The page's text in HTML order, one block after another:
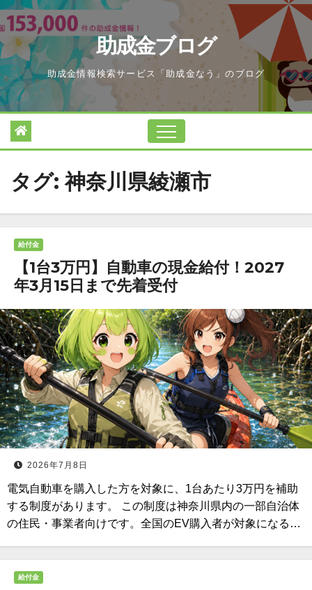
Skip
to
content
助成金ブログ
助成金情報検索サービス「助成金なう」のブログ
タグ:神奈川県綾瀬市
給付金
【1台3万円】自動車の現金給付！2027
年3月15日まで先着受付
2026年7月8日
電気自動車を購入した方を対象に、1台あたり3万円を補助
する制度があります。 この制度は神奈川県内の一部自治体
の住民・事業者向けです。全国のEV購入者が対象になる…
給付金